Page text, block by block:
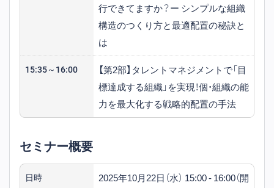
行できてますか？ー シンプルな組織
構造のつくり方と最適配置の秘訣と
は
15:35～16:00
【第2部】タレントマネジメントで「目
標達成する組織」を実現！個・組織の能
力を最大化する戦略的配置の手法
セミナー概要
日時
2025年10月22日（水） 15:00 - 16:00（開